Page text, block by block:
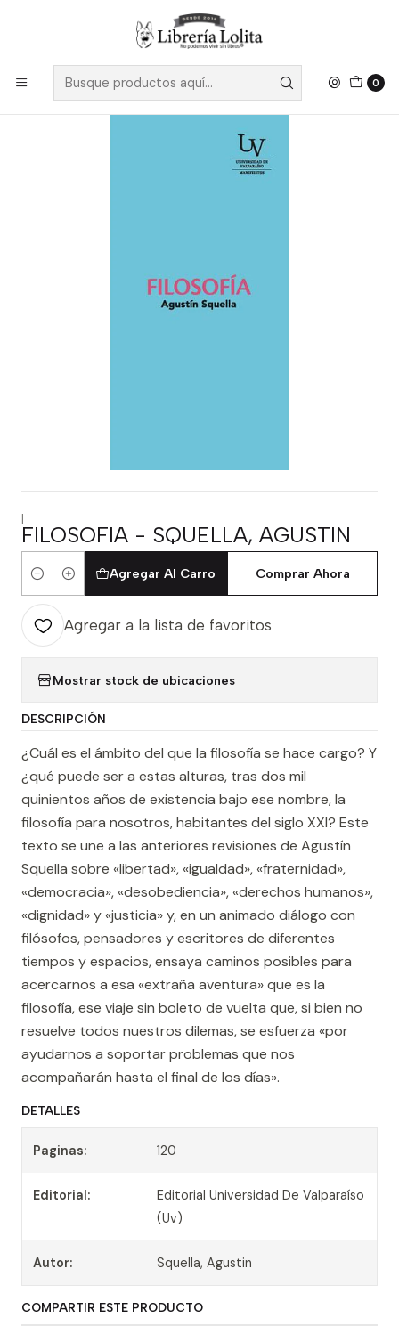
0
Despacho a todo Chile
|
FILOSOFIA - SQUELLA, AGUSTIN
Cantidad
Agregar Al Carro Comprar Ahora
Agregar a la lista de favoritos
Mostrar stock de ubicaciones
DESCRIPCIÓN
¿Cuál es el ámbito del que la filosofía se hace cargo? Y
¿qué puede ser a estas alturas, tras dos mil
quinientos años de existencia bajo ese nombre, la
filosofía para nosotros, habitantes del siglo XXI? Este
texto se une a las anteriores revisiones de Agustín
Squella sobre «libertad», «igualdad», «fraternidad»,
«democracia», «desobediencia», «derechos humanos»,
«dignidad» y «justicia» y, en un animado diálogo con
filósofos, pensadores y escritores de diferentes
tiempos y espacios, ensaya caminos posibles para
acercarnos a esa «extraña aventura» que es la
filosofía, ese viaje sin boleto de vuelta que, si bien no
resuelve todos nuestros dilemas, se esfuerza «por
ayudarnos a soportar problemas que nos
acompañarán hasta el final de los días».
DETALLES
Paginas: 120
Editorial:
Editorial Universidad De Valparaíso
(Uv)
Autor: Squella, Agustin
COMPARTIR ESTE PRODUCTO